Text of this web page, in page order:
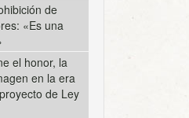
de
«Es una
el honor, la
en la era
de Ley